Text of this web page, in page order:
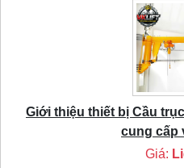
Giới thiệu thiết bị Cầu
cung cấp
Giá: